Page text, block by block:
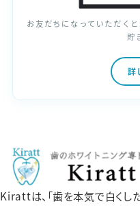
お友だちになっていただく
貯
詳
Kirattは、「歯を本気で白くし